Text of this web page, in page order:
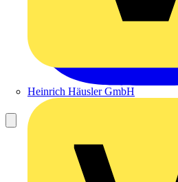
Heinrich Häusler GmbH